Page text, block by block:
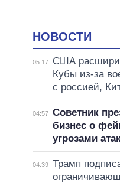
НОВОСТИ
05:17
США
Кубы из-за
с россией,
04:57 Советник
бизнес о
угрозами
04:39 Трамп